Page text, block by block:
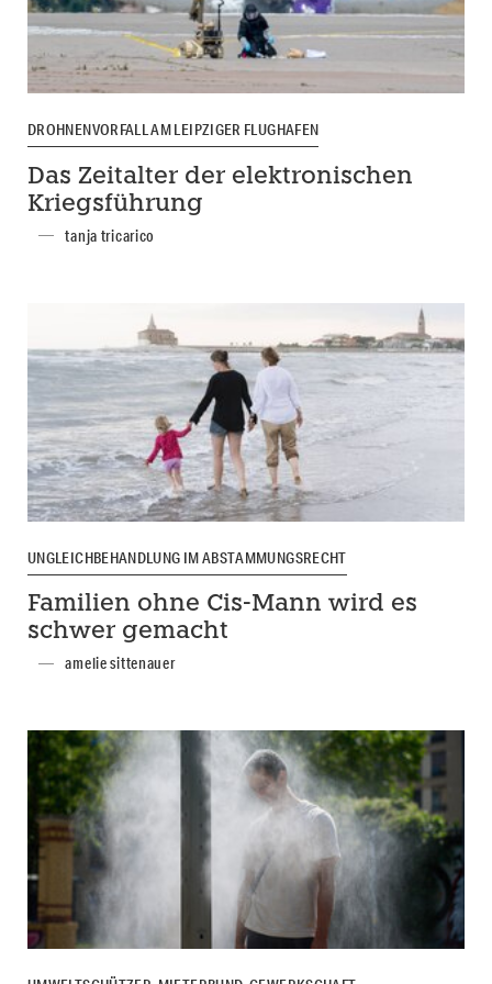
DROHNENVORFALL AM LEIPZIGER FLUGHAFEN
Das Zeitalter der elektronischen
Kriegsführung
tanja tricarico
UNGLEICHBEHANDLUNG IM ABSTAMMUNGSRECHT
Familien ohne Cis-Mann wird es
schwer gemacht
amelie sittenauer